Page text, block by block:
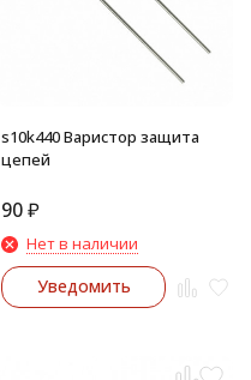
s10k440 Варистор защита
цепей
90₽
Нет в наличии
Уведомить